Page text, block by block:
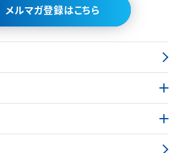
メルマガ登録はこちら